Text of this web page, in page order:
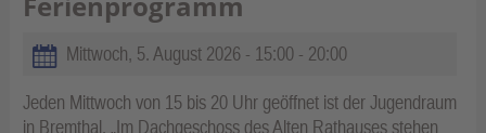
Mittwoch, 5. August 2026 - 15:00 - 20:00
Jeden Mittwoch von 15 bis 20 Uhr geöffnet ist der Jugendraum
in Bremthal. „Im Dachgeschoss des Alten Rathauses stehen
kti
on